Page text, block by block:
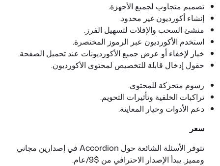
تصميم متجاوب لجميع الأجهزة.
إنشاء أكورديون غير محدود.
منشئ السحب والإفلات لتسهيل الفرز.
استخدم الأكورديون عبر الرموز المختصرة.
خيار لإخفاء أو عرض جميع الأكورديونات عند تحميل الصفحة.
حقول إدخال قابلة للتخصيص لمحتوى الأكورديون.
رسوم متحركة للمحتوى.
تراكبات الخلفية وتأثيرات التحويم.
دعم الأدوات وخيار المعاينة.
سعر
تتوفر الأسئلة الشائعة حول Accordion في إصدارين مجاني
ومميز. يبدأ الإصدار الاحترافي من $9/عام.